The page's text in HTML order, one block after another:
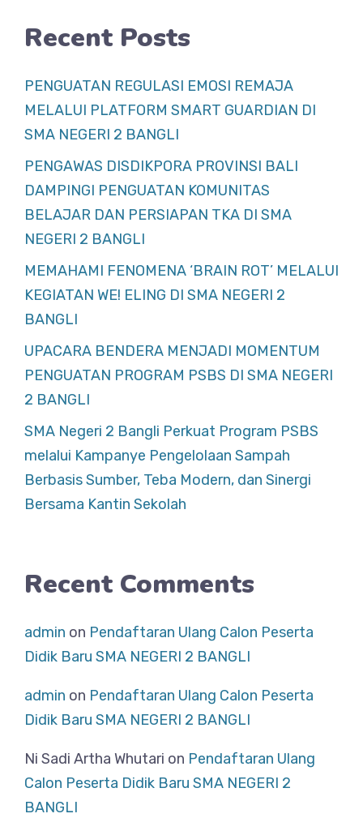
Recent Posts
PENGUATAN REGULASI EMOSI REMAJA
MELALUI PLATFORM SMART GUARDIAN DI
SMA NEGERI 2 BANGLI
PENGAWAS DISDIKPORA PROVINSI BALI
DAMPINGI PENGUATAN KOMUNITAS
BELAJAR DAN PERSIAPAN TKA DI SMA
NEGERI 2 BANGLI
MEMAHAMI FENOMENA ‘BRAIN ROT’ MELALUI
KEGIATAN WE! ELING DI SMA NEGERI 2
BANGLI
UPACARA BENDERA MENJADI MOMENTUM
PENGUATAN PROGRAM PSBS DI SMA NEGERI
2 BANGLI
SMA Negeri 2 Bangli Perkuat Program PSBS
melalui Kampanye Pengelolaan Sampah
Berbasis Sumber, Teba Modern, dan Sinergi
Bersama Kantin Sekolah
Recent Comments
admin on Pendaftaran Ulang Calon Peserta
Didik Baru SMA NEGERI 2 BANGLI
admin on Pendaftaran Ulang Calon Peserta
Didik Baru SMA NEGERI 2 BANGLI
Ni Sadi Artha Whutari on Pendaftaran Ulang
Calon Peserta Didik Baru SMA NEGERI 2
BANGLI